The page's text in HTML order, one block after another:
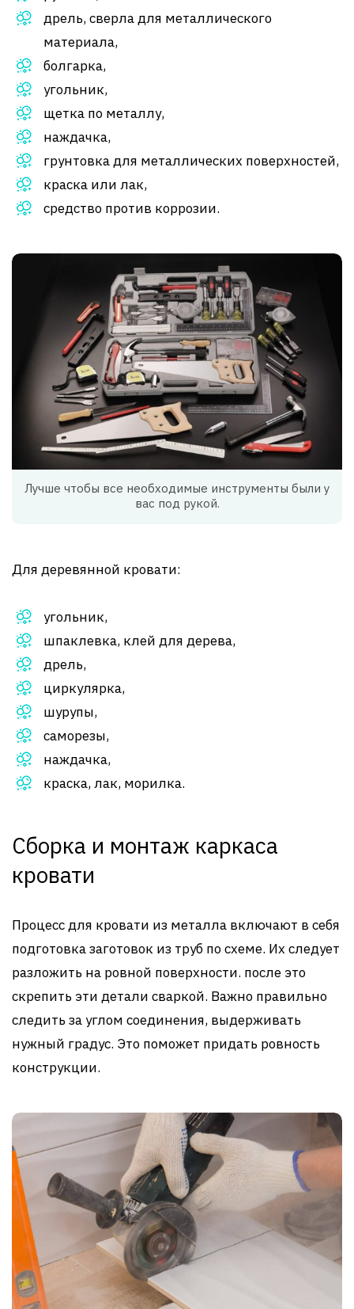
дрель, сверла для металлического
материала,
болгарка,
угольник,
щетка по металлу,
наждачка,
грунтовка для металлических поверхностей,
краска или лак,
средство против коррозии.
Лучше чтобы все необходимые инструменты были у
вас под рукой.
Для деревянной кровати:
угольник,
шпаклевка, клей для дерева,
дрель,
циркулярка,
шурупы,
саморезы,
наждачка,
краска, лак, морилка.
Сборка и монтаж каркаса
кровати
Процесс для кровати из металла включают в себя
подготовка заготовок из труб по схеме. Их следует
разложить на ровной поверхности. после это
скрепить эти детали сваркой. Важно правильно
следить за углом соединения, выдерживать
нужный градус. Это поможет придать ровность
конструкции.